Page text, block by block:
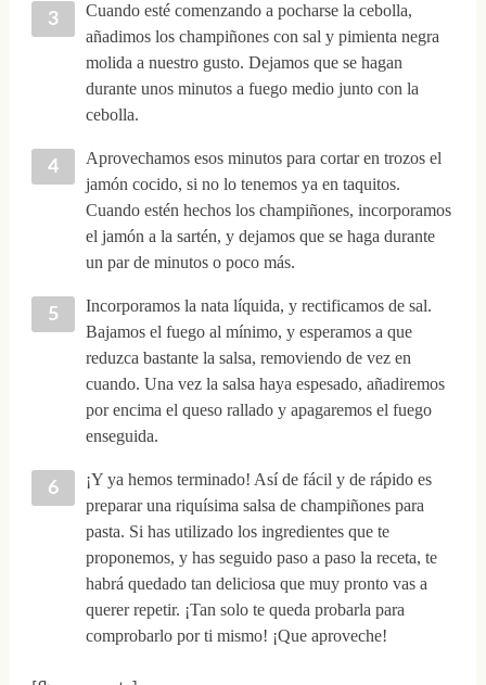
Cuando esté comenzando a pocharse la cebolla,
añadimos los champiñones con sal y pimienta negra
molida a nuestro gusto. Dejamos que se hagan
durante unos minutos a fuego medio junto con la
cebolla.
Aprovechamos esos minutos para cortar en trozos el
jamón cocido, si no lo tenemos ya en taquitos.
Cuando estén hechos los champiñones, incorporamos
el jamón a la sartén, y dejamos que se haga durante
un par de minutos o poco más.
Incorporamos la nata líquida, y rectificamos de sal.
Bajamos el fuego al mínimo, y esperamos a que
reduzca bastante la salsa, removiendo de vez en
cuando. Una vez la salsa haya espesado, añadiremos
por encima el queso rallado y apagaremos el fuego
enseguida.
¡Y ya hemos terminado! Así de fácil y de rápido es
preparar una riquísima salsa de champiñones para
pasta. Si has utilizado los ingredientes que te
proponemos, y has seguido paso a paso la receta, te
habrá quedado tan deliciosa que muy pronto vas a
querer repetir. ¡Tan solo te queda probarla para
comprobarlo por ti mismo! ¡Que aproveche!